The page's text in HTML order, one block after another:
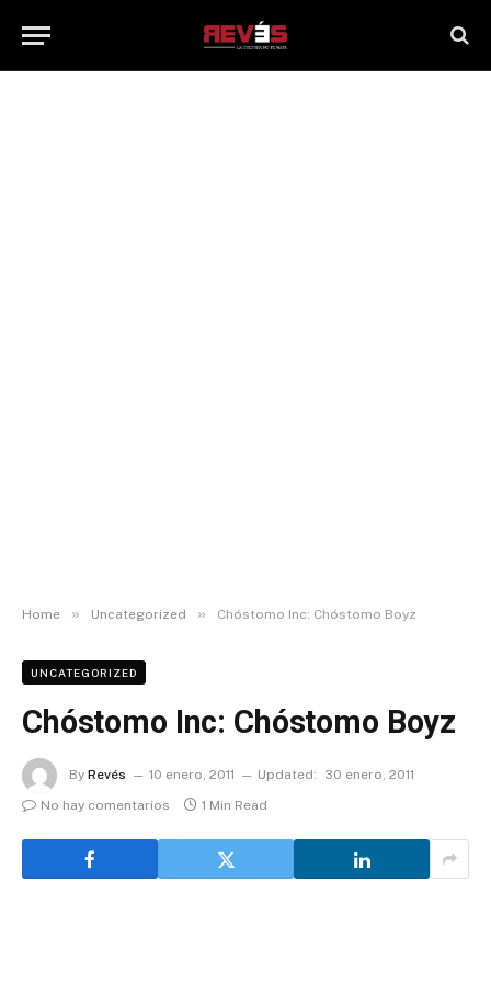
Home » Uncategorized » Chóstomo Inc: Chóstomo Boyz
UNCATEGORIZED
Chóstomo Inc: Chóstomo Boyz
By Revés 10 enero, 2011 Updated:
30 enero, 2011
No hay comentarios
1 Min Read